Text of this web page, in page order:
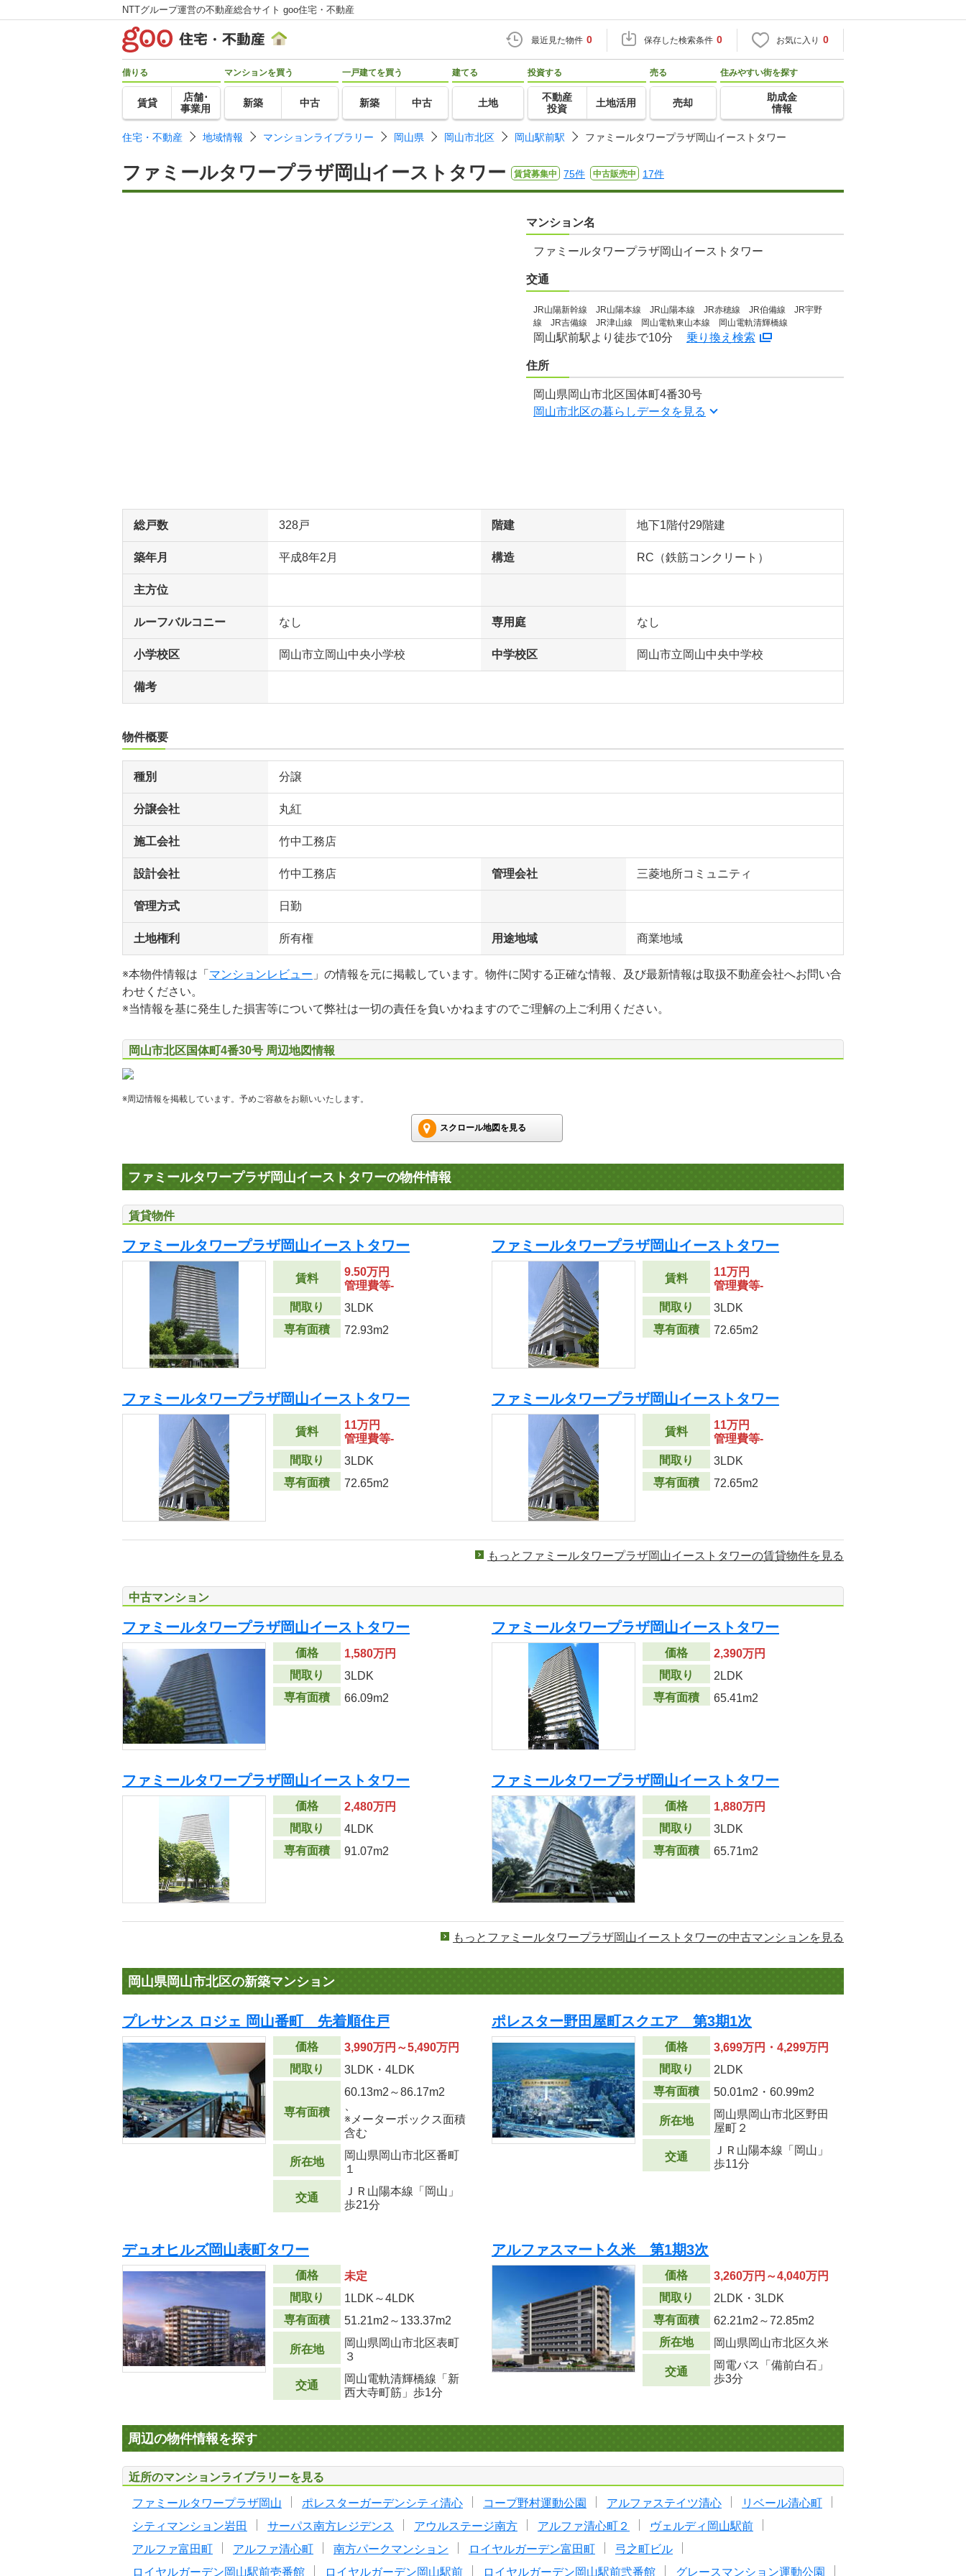
NTTグループ運営の不動産総合サイト goo住宅・不動産
最近見た物件 0 保存した検索条件 0 お気に入り 0
借りる
賃貸
店舗･
事業用
マンションを買う
新築 中古
一戸建てを買う
新築 中古
建てる
土地
投資する
不動産
投資
土地活用
売る
売却
住みやすい街を探す
助成金
情報
住宅・不動産 地域情報 マンションライブラリー 岡山県 岡山市北区 岡山駅前駅 ファミールタワープラザ岡山イーストタワー
ファミールタワープラザ岡山イーストタワー 賃貸募集中 75件 中古販売中 17件
マンション名
ファミールタワープラザ岡山イーストタワー
交通
JR山陽新幹線 JR山陽本線 JR山陽本線 JR赤穂線 JR伯備線 JR宇野
線 JR吉備線 JR津山線 岡山電軌東山本線 岡山電軌清輝橋線
岡山駅前駅より徒歩で10分 乗り換え検索
住所
岡山県岡山市北区国体町4番30号
岡山市北区の暮らしデータを見る
総戸数 328戸 階建 地下1階付29階建
築年月 平成8年2月 構造 RC（鉄筋コンクリート）
主方位
ルーフバルコニー なし 専用庭 なし
小学校区 岡山市立岡山中央小学校 中学校区 岡山市立岡山中央中学校
備考
物件概要
種別 分譲
分譲会社 丸紅
施工会社 竹中工務店
設計会社 竹中工務店 管理会社 三菱地所コミュニティ
管理方式 日勤
土地権利 所有権 用途地域 商業地域
※本物件情報は「 マンションレビュー 」の情報を元に掲載しています。物件に関する正確な情報、及び最新情報は取扱不動産会社へお問い合
わせください。
※当情報を基に発生した損害等について弊社は一切の責任を負いかねますのでご理解の上ご利用ください。
岡山市北区国体町4番30号 周辺地図情報
※周辺情報を掲載しています。予めご容赦をお願いいたします。
スクロール地図を見る
ファミールタワープラザ岡山イーストタワーの物件情報
賃貸物件
ファミールタワープラザ岡山イーストタワー
賃料
9.50万円
管理費等-
間取り
3LDK
専有面積
72.93m2
ファミールタワープラザ岡山イーストタワー
賃料
11万円
管理費等-
間取り
3LDK
専有面積
72.65m2
ファミールタワープラザ岡山イーストタワー
賃料
11万円
管理費等-
間取り
3LDK
専有面積
72.65m2
ファミールタワープラザ岡山イーストタワー
賃料
11万円
管理費等-
間取り
3LDK
専有面積
72.65m2
もっとファミールタワープラザ岡山イーストタワーの賃貸物件を見る
中古マンション
ファミールタワープラザ岡山イーストタワー
価格
1,580万円
間取り
3LDK
専有面積
66.09m2
ファミールタワープラザ岡山イーストタワー
価格
2,390万円
間取り
2LDK
専有面積
65.41m2
ファミールタワープラザ岡山イーストタワー
価格
2,480万円
間取り
4LDK
専有面積
91.07m2
ファミールタワープラザ岡山イーストタワー
価格
1,880万円
間取り
3LDK
専有面積
65.71m2
もっとファミールタワープラザ岡山イーストタワーの中古マンションを見る
岡山県岡山市北区の新築マンション
プレサンス ロジェ 岡山番町 先着順住戸
価格
3,990万円～5,490万円
間取り
3LDK・4LDK
専有面積
60.13m2 ～86.17m2
※メーターボックス面積
含む
所在地
岡山県岡山市北区番町
１
交通
ＪＲ山陽本線「岡山」
歩21分
ポレスター野田屋町スクエア 第3期1次
価格
3,699万円・4,299万円
間取り
2LDK
専有面積
50.01m2 ・60.99m2
所在地
岡山県岡山市北区野田
屋町２
交通
ＪＲ山陽本線「岡山」
歩11分
デュオヒルズ岡山表町タワー
価格
未定
間取り
1LDK～4LDK
専有面積
51.21m2 ～133.37m2
所在地
岡山県岡山市北区表町
３
交通
岡山電軌清輝橋線「新
西大寺町筋」歩1分
アルファスマート久米 第1期3次
価格
3,260万円～4,040万円
間取り
2LDK・3LDK
専有面積
62.21m2 ～72.85m2
所在地
岡山県岡山市北区久米
交通
岡電バス「備前白石」
歩3分
周辺の物件情報を探す
近所のマンションライブラリーを見る
ファミールタワープラザ岡山 ポレスターガーデンシティ清心 コープ野村運動公園 アルファステイツ清心
リベール清心町
シティマンション岩田
サーパス南方レジデンス アウルステージ南方 アルファ清心町２
ヴェルディ岡山駅前
アルファ富田町
アルファ清心町 南方パークマンション ロイヤルガーデン富田町
弓之町ビル
ロイヤルガーデン岡山駅前壱番館
ロイヤルガーデン岡山駅前 ロイヤルガーデン岡山駅前弐番館 グレースマンション運動公園